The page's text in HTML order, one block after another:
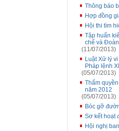
Thông báo
Hợp đồng
Hội thi tìm
Tập huấn
chế và
(11/07/2013)
Luật Xử lý
Pháp lệnh
(05/07/2013)
Thẩm
năm 2012
(05/07/2013)
Bóc gỡ
Sơ kết hoạt
Hội nghị